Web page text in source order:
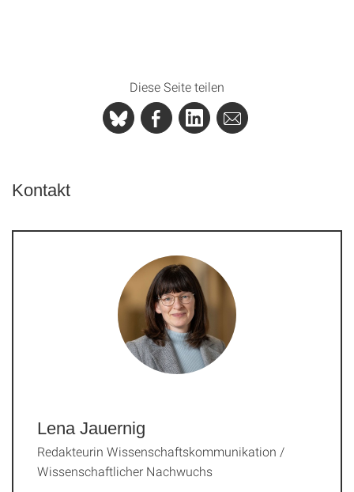
Diese Seite teilen
Kontakt
Lena Jauernig
Redakteurin Wissenschaftskommunikation /
Wissenschaftlicher Nachwuchs